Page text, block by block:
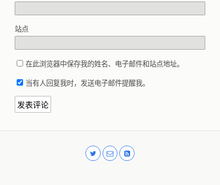
站点
在此浏览器中保存我的姓名、电子邮件和站点地址。
当有人回复我时，发送电子邮件提醒我。